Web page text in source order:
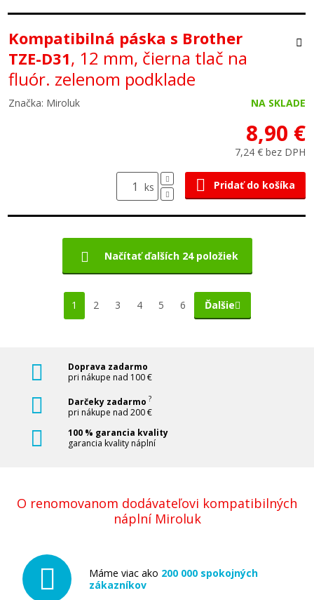
Kompatibilná páska s Brother
TZE-D31, 12 mm, čierna tlač na
fluór. zelenom podklade
Značka: Miroluk NA SKLADE
8,90 €
7,24 € bez DPH
ks Pridať do košíka
1 2 3 4 5 6 Ďalšie
Načítať ďalších 24 položiek
Doprava zadarmo
pri nákupe nad 100 €
Darčeky zadarmo ?
pri nákupe nad 200 €
100 % garancia kvality
garancia kvality náplní
O renomovanom dodávateľovi kompatibilných
náplní Miroluk
Máme viac ako 200 000 spokojných
zákazníkov